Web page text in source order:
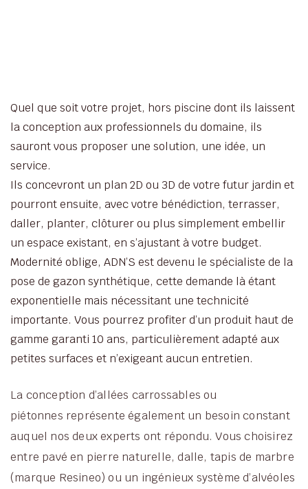
Quel que soit votre projet, hors piscine dont ils laissent
la conception aux professionnels du domaine, ils
sauront vous proposer une solution, une idée, un
service.
Ils concevront un plan 2D ou 3D de votre futur jardin et
pourront ensuite, avec votre bénédiction, terrasser,
daller, planter, clôturer ou plus simplement embellir
un espace existant, en s’ajustant à votre budget.
Modernité oblige, ADN’S est devenu le spécialiste de la
pose de gazon synthétique, cette demande là étant
exponentielle mais nécessitant une technicité
importante. Vous pourrez profiter d’un produit haut de
gamme garanti 10 ans, particulièrement adapté aux
petites surfaces et n’exigeant aucun entretien.
La conception d’allées carrossables ou
piétonnes représente également un besoin constant
auquel nos deux experts ont répondu. Vous choisirez
entre pavé en pierre naturelle, dalle, tapis de marbre
(marque Resineo) ou un ingénieux système d’alvéoles